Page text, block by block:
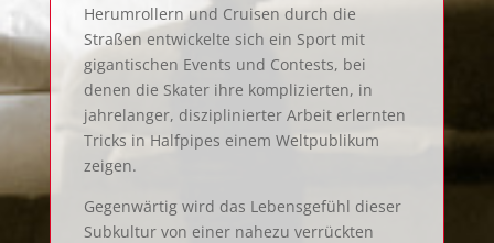
Herumrollern und Cruisen durch die
Straßen entwickelte sich ein Sport mit
gigantischen Events und Contests, bei
denen die Skater ihre komplizierten, in
jahrelanger, disziplinierter Arbeit erlernten
Tricks in Halfpipes einem Weltpublikum
zeigen.
Gegenwärtig wird das Lebensgefühl dieser
Subkultur von einer nahezu verrückten